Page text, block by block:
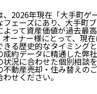
2026年現在「大手町ゲ
フェーズにあり、大手町
って資産価値が過去最
ーナー様にとって、現
きる歴史的なタイミング
約データに精通した弊
況に合わせた個別相談を
不動産売却・住み替えの
わせください。